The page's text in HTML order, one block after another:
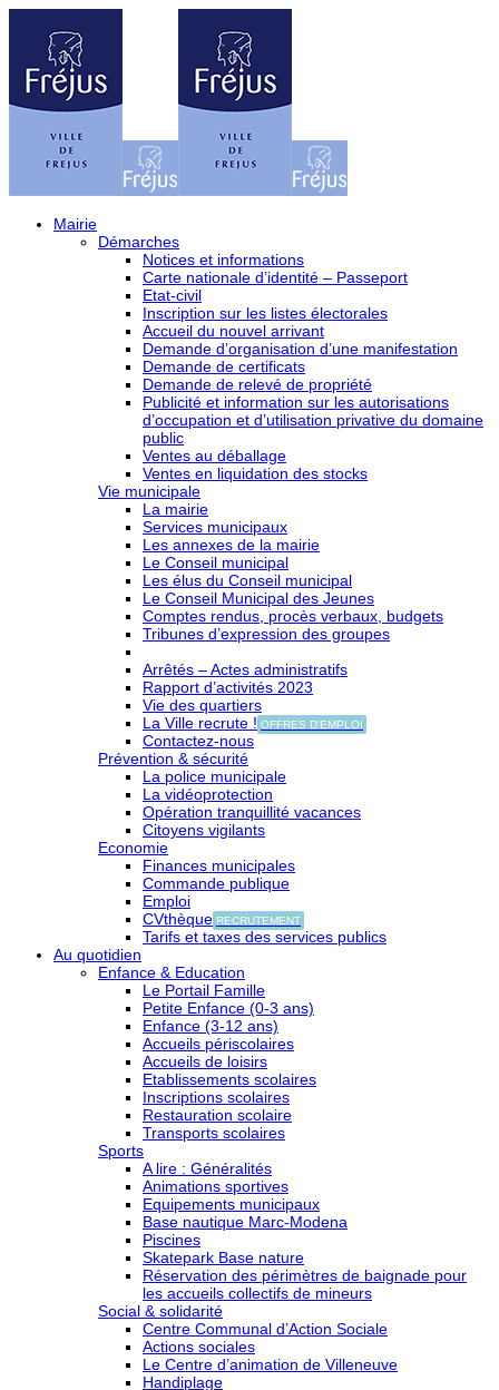
Mairie
Démarches
Notices et informations
Carte nationale d’identité – Passeport
Etat-civil
Inscription sur les listes électorales
Accueil du nouvel arrivant
Demande d’organisation d’une manifestation
Demande de certificats
Demande de relevé de propriété
Publicité et information sur les autorisations
d’occupation et d’utilisation privative du domaine
public
Ventes au déballage
Ventes en liquidation des stocks
Vie municipale
La mairie
Services municipaux
Les annexes de la mairie
Le Conseil municipal
Les élus du Conseil municipal
Le Conseil Municipal des Jeunes
Comptes rendus, procès verbaux, budgets
Tribunes d’expression des groupes
Arrêtés – Actes administratifs
Rapport d’activités 2023
Vie des quartiers
La Ville recrute ! OFFRES D'EMPLOI
Contactez-nous
Prévention & sécurité
La police municipale
La vidéoprotection
Opération tranquillité vacances
Citoyens vigilants
Economie
Finances municipales
Commande publique
Emploi
CVthèque RECRUTEMENT
Tarifs et taxes des services publics
Au quotidien
Enfance & Education
Le Portail Famille
Petite Enfance (0-3 ans)
Enfance (3-12 ans)
Accueils périscolaires
Accueils de loisirs
Etablissements scolaires
Inscriptions scolaires
Restauration scolaire
Transports scolaires
Sports
A lire : Généralités
Animations sportives
Equipements municipaux
Base nautique Marc-Modena
Piscines
Skatepark Base nature
Réservation des périmètres de baignade pour
les accueils collectifs de mineurs
Social & solidarité
Centre Communal d’Action Sociale
Actions sociales
Le Centre d’animation de Villeneuve
Handiplage